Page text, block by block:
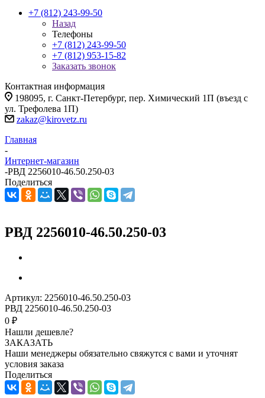
+7 (812) 243-99-50
Назад
Телефоны
+7 (812) 243-99-50
+7 (812) 953-15-82
Заказать звонок
Контактная информация
198095, г. Санкт-Петербург, пер. Химический 1П (въезд с
ул. Трефолева 1П)
zakaz@kirovetz.ru
Главная
-
Интернет-магазин
-РВД 2256010-46.50.250-03
Поделиться
РВД 2256010-46.50.250-03
Артикул: 2256010-46.50.250-03
РВД 2256010-46.50.250-03
0 ₽
Нашли дешевле?
ЗАКАЗАТЬ
Наши менеджеры обязательно свяжутся с вами и уточнят
условия заказа
Поделиться